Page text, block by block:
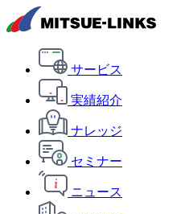
サービス
実績紹介
ナレッジ
セミナー
ニュース